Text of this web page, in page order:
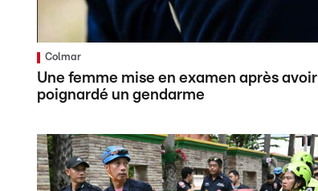
Colmar
Une femme mise en examen après avoir
poignardé un gendarme